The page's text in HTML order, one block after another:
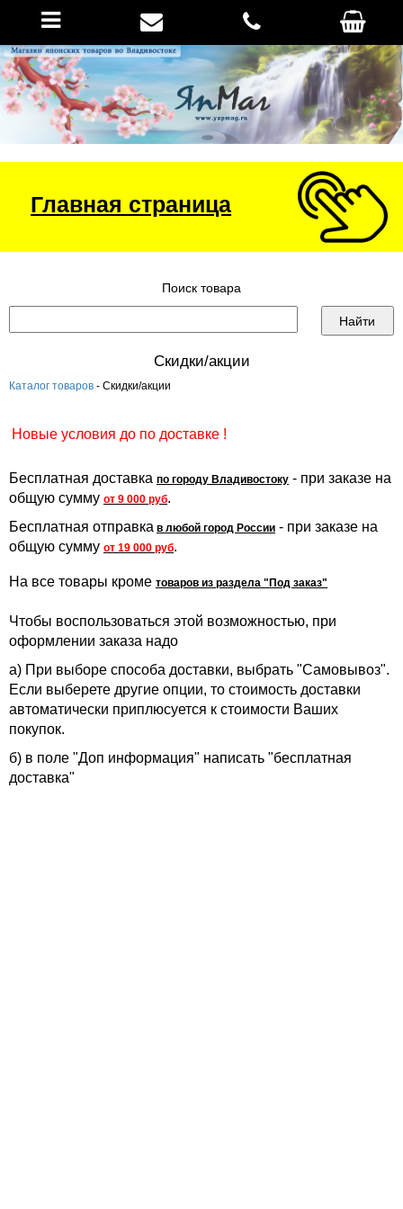
Главная страница
Поиск товара
Скидки/акции
Каталог товаров - Скидки/акции
Новые условия до по доставке !
Бесплатная доставка по городу Владивостоку - при заказе на
общую сумму от 9 000 руб.
Бесплатная отправка в любой город России - при заказе на
общую сумму от 19 000 руб.
На все товары кроме товаров из раздела "Под заказ"
Чтобы воспользоваться этой возможностью, при
оформлении заказа надо
а) При выборе способа доставки, выбрать "Самовывоз".
Если выберете другие опции, то стоимость доставки
автоматически приплюсуется к стоимости Ваших
покупок.
б) в поле "Доп информация" написать "бесплатная
доставка"